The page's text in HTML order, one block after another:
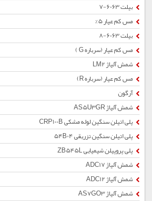
بیلت 6063-7
مس کم عیار 5%
بیلت 6063-8
مس کم عیار (سرباره G )
شمش آلیاژ LM2
مس کم عیار (سرباره R)
آرگون
شمش آلیاژ AS5U3GR
پلی اتیلن سنگین لوله مشکی CRP100B
پلی اتیلن سنگین تزریقی 54B04
پلی پروپیلن شیمیایی ZB545L
شمش آلیاژ ADC17
شمش آلیاژ ADC12
شمش آلیاژ AS7GO3